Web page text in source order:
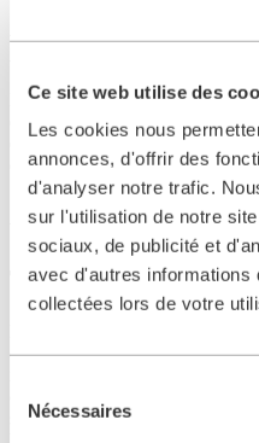
Ce site web utilise des
Les cookies nous
annonces, d'offrir des
d'analyser notre trafic.
sur l'utilisation de notre
sociaux, de publicité et
avec d'autres informations
collectées lors de votre
Nécessaires
pression Type
unité de nettoyage à haute
de maintenir les mailles de vos
également unfonctionnement
d'arrêt de votre système.
Améliorez
dispositif de
Type 5.04
conçu pour nettoyer facilement
s'attaquer à différents niveaux